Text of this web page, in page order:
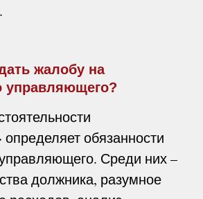
жалобу на
управляющего?
определяет обязанности
Среди них –
должника, разумное